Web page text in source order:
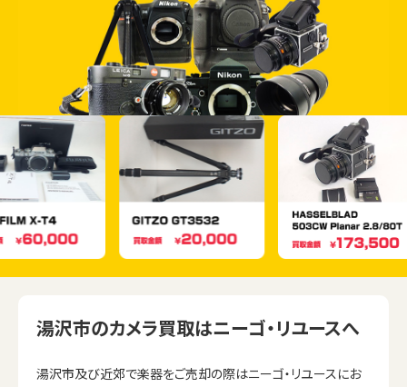
湯沢市のカメラ買取はニーゴ・リユースへ
湯沢市及び近郊で楽器をご売却の際はニーゴ・リユースにお